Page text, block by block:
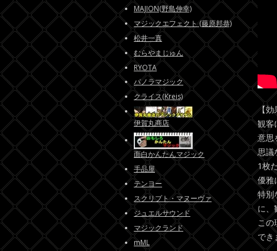
【効
観客
意思
思議
1枚
優雅
特別
に、
この
でき
MAJION(野島伸幸)
マジックエフェクト (藤原邦恭)
松井一真
むらやまじゅん
RYOTA
パノラマジック
クライス(Kreis)
伊賀丸商店
面白かんたんマジック
手品屋
テンヨー
スクリプト・マヌーヴァ
ジュエルサウンド
マジックランド
mML